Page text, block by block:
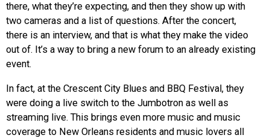
there, what they’re expecting, and then they show up with
two cameras and a list of questions. After the concert,
there is an interview, and that is what they make the video
out of. It’s a way to bring a new forum to an already existing
event.
In fact, at the Crescent City Blues and BBQ Festival, they
were doing a live switch to the Jumbotron as well as
streaming live. This brings even more music and music
coverage to New Orleans residents and music lovers all